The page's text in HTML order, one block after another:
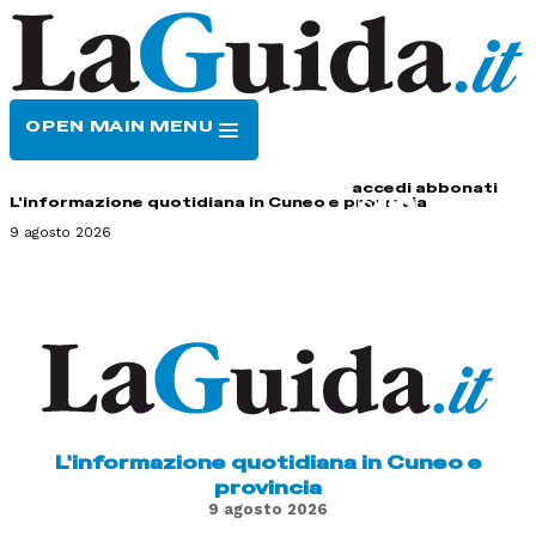
OPEN MAIN MENU
accedi abbonati
L'informazione quotidiana in Cuneo e provincia
9 agosto 2026
L'informazione quotidiana in Cuneo e
provincia
9 agosto 2026